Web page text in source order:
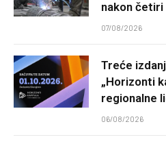
nakon
07/08/2026
Treće
„Horizonti
regionalne
06/08/2026